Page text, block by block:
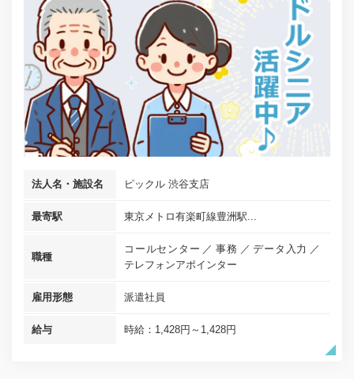
法人名・施設名 ピックル 渋谷支店
最寄駅 東京メトロ有楽町線豊洲駅...
職種
コールセンター 事務
データ入力
テレフォンアポインター
雇用形態 派遣社員
給与 時給：1,428円～1,428円